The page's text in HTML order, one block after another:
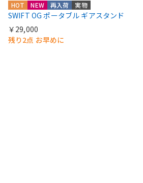
HOT NEW 再入荷 実物
SWIFT OG ポータブル ギアスタンド
￥29,000
残り2点 お早めに